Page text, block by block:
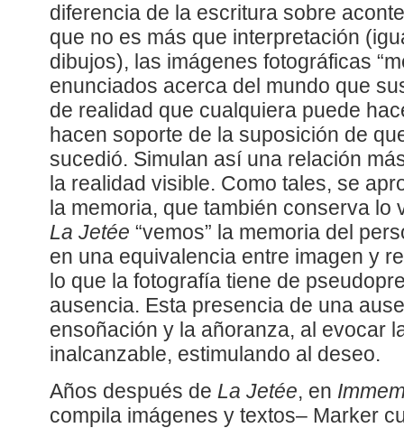
diferencia de la escritura sobre
que no es más que interpretación
dibujos), las imágenes fotográficas
enunciados acerca del mundo que
de realidad que cualquiera puede
hacen soporte de la suposición de
sucedió. Simulan así una relación
la realidad visible. Como tales, se
la memoria, que también conserva lo
La Jetée “vemos” la memoria del
en una equivalencia entre imagen y
lo que la fotografía tiene de
ausencia. Esta presencia de una
ensoñación y la añoranza, al evocar
inalcanzable, estimulando al deseo.
Años después de La Jetée, en
compila imágenes y textos– Marker